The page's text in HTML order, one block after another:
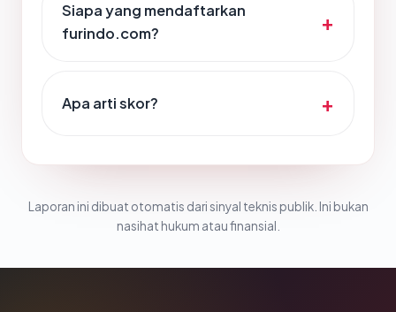
Siapa yang mendaftarkan
furindo.com?
Apa arti skor?
Laporan ini dibuat otomatis dari sinyal teknis publik. Ini bukan
nasihat hukum atau finansial.